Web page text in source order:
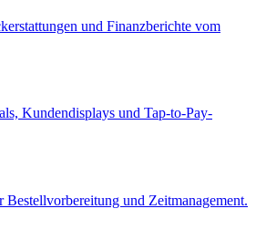
und Finanzberichte vom
Kundendisplays und Tap-to-Pay-
Bestellvorbereitung und Zeitmanagement.